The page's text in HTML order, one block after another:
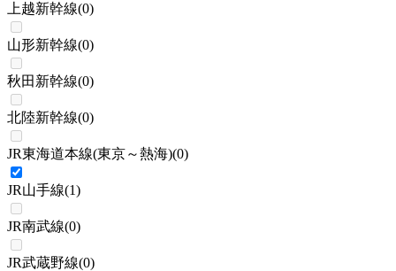
上越新幹線(0)
山形新幹線(0)
秋田新幹線(0)
北陸新幹線(0)
JR東海道本線(東京～熱海)(0)
JR山手線(1)
JR南武線(0)
JR武蔵野線(0)